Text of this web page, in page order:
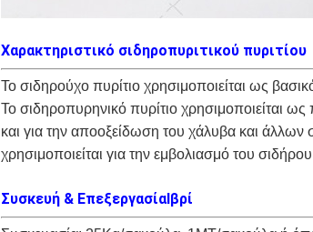
Χαρακτηριστικό σιδηροπυριτικού πυριτίου
Το σιδηρούχο πυρίτιο χρησιμοποιείται ως
Το σιδηροπυρηνικό πυρίτιο χρησιμοποιείται
και για την αποοξείδωση του χάλυβα και άλλων
χρησιμοποιείται για την εμβολιασμό του
Συσκευή & ΕπεξεργασίαΙβρί